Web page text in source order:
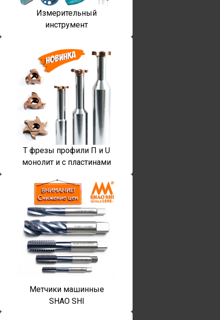
Измерительный
инструмент
T фрезы профили П и U
монолит и с пластинами
Метчики машинные
SHAO SHI